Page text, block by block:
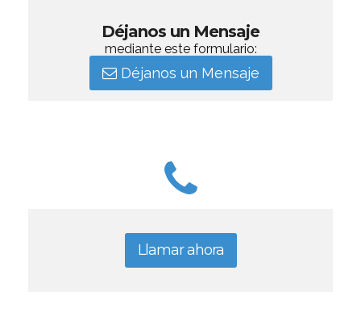
Déjanos un Mensaje
mediante este formulario:
Déjanos un Mensaje
Llamar ahora